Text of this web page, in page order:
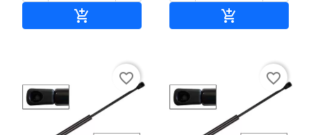
 
favorite_border favorite_border